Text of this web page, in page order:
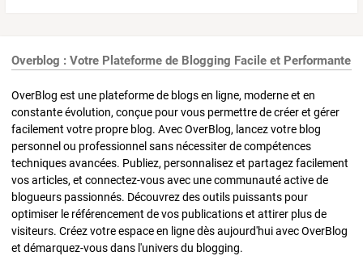
Overblog : Votre Plateforme de Blogging Facile et Performante
OverBlog est une plateforme de blogs en ligne, moderne et en
constante évolution, conçue pour vous permettre de créer et gérer
facilement votre propre blog. Avec OverBlog, lancez votre blog
personnel ou professionnel sans nécessiter de compétences
techniques avancées. Publiez, personnalisez et partagez facilement
vos articles, et connectez-vous avec une communauté active de
blogueurs passionnés. Découvrez des outils puissants pour
optimiser le référencement de vos publications et attirer plus de
visiteurs. Créez votre espace en ligne dès aujourd'hui avec OverBlog
et démarquez-vous dans l'univers du blogging.